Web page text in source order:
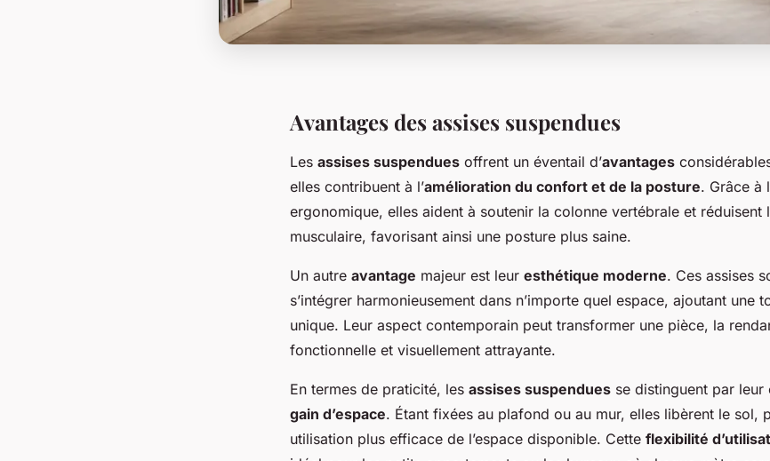
Avantages des assises suspendues
Les assises suspendues offrent un éventail d’avantages
elles contribuent à l’amélioration du confort et de la posture. Grâce à
ergonomique, elles aident à soutenir la colonne vertébrale et réduisent
musculaire, favorisant ainsi une posture plus saine.
Un autre avantage majeur est leur esthétique moderne. Ces assises
s’intégrer harmonieusement dans n’importe quel espace, ajoutant une
unique. Leur aspect contemporain peut transformer une pièce, la
fonctionnelle et visuellement attrayante.
En termes de praticité, les assises suspendues se distinguent par
gain d’espace. Étant fixées au plafond ou au mur, elles libèrent le sol,
utilisation plus efficace de l’espace disponible. Cette flexibilité